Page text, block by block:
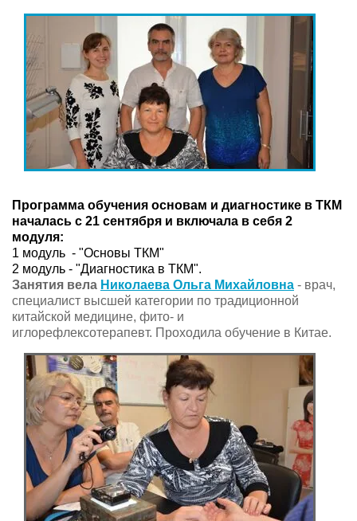
Программа обучения основам и диагностике в ТКМ
началась с 21 сентября и включала в себя 2
модуля:
1 модуль - "Основы ТКМ"
2 модуль - "Диагностика в ТКМ".
Занятия вела Николаева Ольга Михайловна - врач,
специалист высшей категории по традиционной
китайской медицине, фито- и
иглорефлексотерапевт. Проходила обучение в Китае.